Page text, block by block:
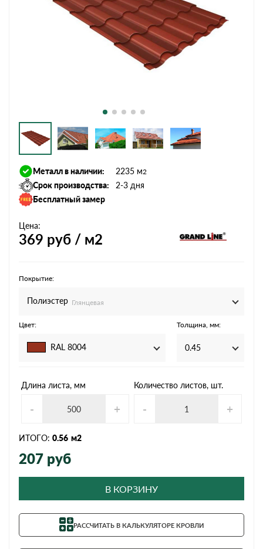
Металл в наличии: 2235 м2
Срок производства:
2-3 дня
Бесплатный замер
Цена:
369 руб / м2
Покрытие:
Полиэстер Глянцевая
Цвет:
RAL 8004
Толщина, мм:
0.45
Длина листа, мм
- +
Количество листов, шт.
- +
ИТОГО: 0.56 м2
207 руб
В КОРЗИНУ
РАССЧИТАТЬ В КАЛЬКУЛЯТОРЕ КРОВЛИ